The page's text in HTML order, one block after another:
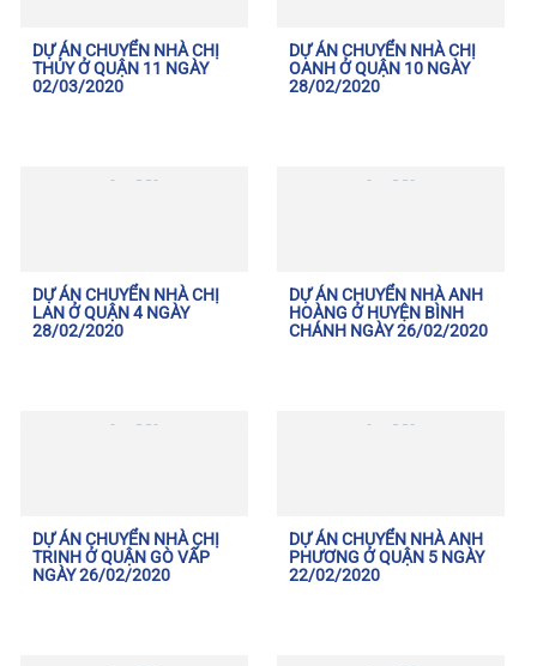
DỰ ÁN CHUYỂN NHÀ CHỊ
THỦY Ở QUẬN 11 NGÀY
02/03/2020
DỰ ÁN CHUYỂN NHÀ CHỊ
OANH Ở QUẬN 10 NGÀY
28/02/2020
DỰ ÁN CHUYỂN NHÀ CHỊ
LAN Ở QUẬN 4 NGÀY
28/02/2020
DỰ ÁN CHUYỂN NHÀ ANH
HOÀNG Ở HUYỆN BÌNH
CHÁNH NGÀY 26/02/2020
DỰ ÁN CHUYỂN NHÀ CHỊ
TRINH Ở QUẬN GÒ VẤP
NGÀY 26/02/2020
DỰ ÁN CHUYỂN NHÀ ANH
PHƯƠNG Ở QUẬN 5 NGÀY
22/02/2020